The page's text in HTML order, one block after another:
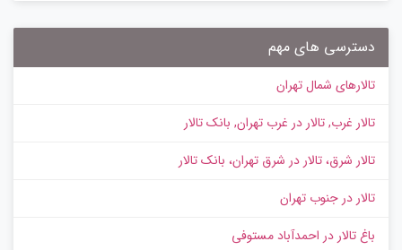
دسترسی های مهم
تالارهای شمال تهران
تالار غرب, تالار در غرب تهران, بانک تالار
تالار شرق، تالار در شرق تهران، بانک تالار
تالار در جنوب تهران
باغ تالار در احمدآباد مستوفی